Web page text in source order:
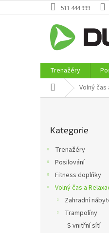
na
511 444 999
Trenažéry
Domů Volný čas
kategorie
Kategorie
Trenažéry
Posilování
Fitness doplňky
Volný čas a
Zahradní
Trampolíny
S vnitřní sítí